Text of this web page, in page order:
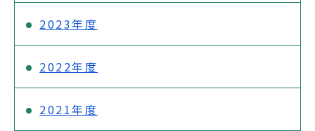
2023年度
2022年度
2021年度